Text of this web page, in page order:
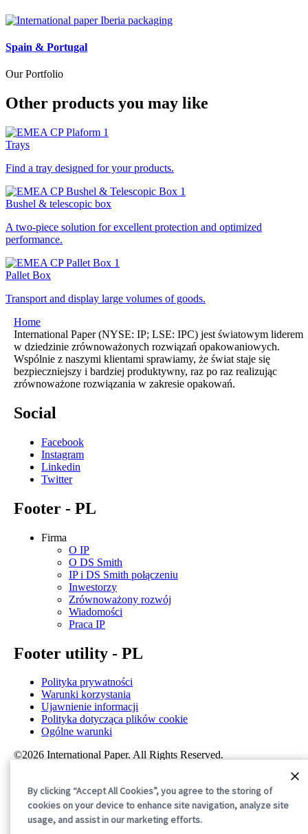
Spain & Portugal
Our Portfolio
Other products you may like
Trays
Find a tray designed for your products.
Bushel & telescopic box
A two-piece solution for excellent protection and optimized
performance.
Pallet Box
Transport and display large volumes of goods.
Home
International Paper (NYSE: IP; LSE: IPC) jest światowym liderem
w dziedzinie zrównoważonych rozwiązań opakowaniowych.
Wspólnie z naszymi klientami sprawiamy, że świat staje się
bezpieczniejszy i bardziej produktywny, raz po raz realizując
zrównoważone rozwiązania w zakresie opakowań.
Social
Facebook
Instagram
Linkedin
Twitter
Footer - PL
Firma
O IP
O DS Smith
IP i DS Smith połączeniu
Inwestorzy
Zrównoważony rozwój
Wiadomości
Praca IP
Footer utility - PL
Polityka prywatności
Warunki korzystania
Ujawnienie informacji
Polityka dotycząca plików cookie
Ogólne warunki
©2026 International Paper. All Rights Reserved.
By clicking “Accept All Cookies”, you agree to the storing of
cookies on your device to enhance site navigation, analyze site
usage, and assist in our marketing efforts.